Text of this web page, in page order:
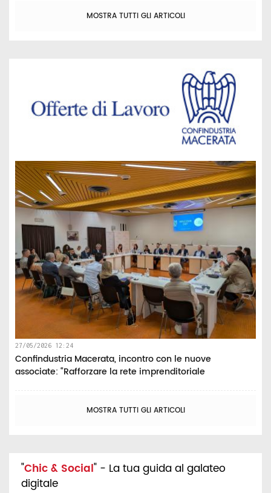
MOSTRA TUTTI GLI ARTICOLI
27/05/2026 12:24
Confindustria Macerata, incontro con le nuove
associate: “Rafforzare la rete imprenditoriale
MOSTRA TUTTI GLI ARTICOLI
"Chic & Social" - La tua guida al galateo
digitale